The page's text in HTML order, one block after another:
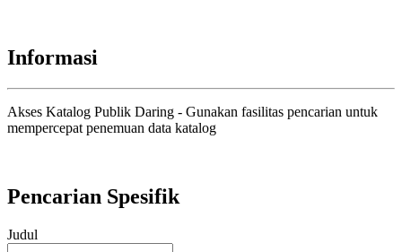
Informasi
Akses Katalog Publik Daring - Gunakan fasilitas pencarian untuk
mempercepat penemuan data katalog
Pencarian Spesifik
Judul